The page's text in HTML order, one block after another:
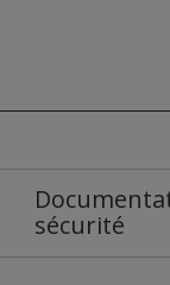
sécurité